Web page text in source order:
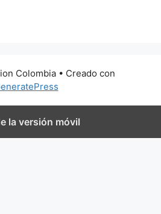
Colombia• Creado con
la versión móvil